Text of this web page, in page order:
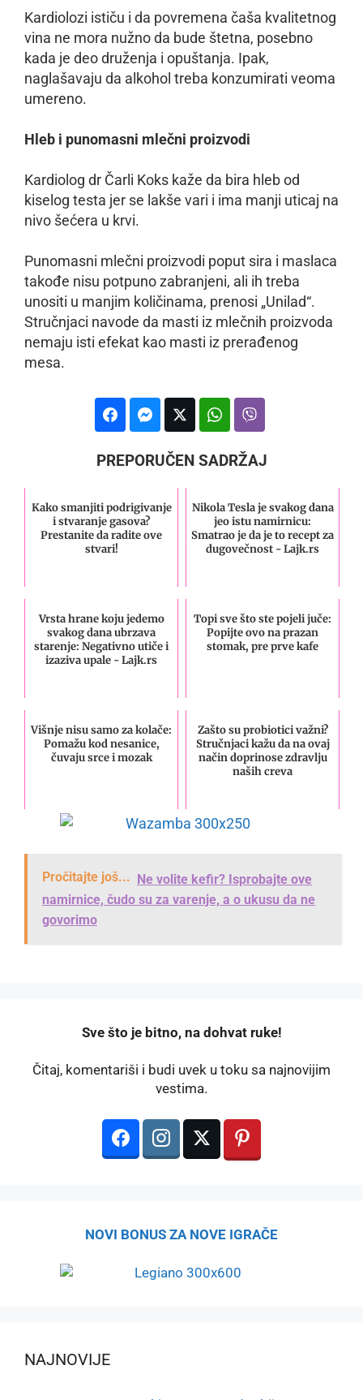
Kardiolozi ističu i da povremena čaša kvalitetnog
vina ne mora nužno da bude štetna, posebno
kada je deo druženja i opuštanja. Ipak,
naglašavaju da alkohol treba konzumirati veoma
umereno.
Hleb i punomasni mlečni proizvodi
Kardiolog dr Čarli Koks kaže da bira hleb od
kiselog testa jer se lakše vari i ima manji uticaj na
nivo šećera u krvi.
Punomasni mlečni proizvodi poput sira i maslaca
takođe nisu potpuno zabranjeni, ali ih treba
unositi u manjim količinama, prenosi „Unilad“.
Stručnjaci navode da masti iz mlečnih proizvoda
nemaju isti efekat kao masti iz prerađenog
mesa.
PREPORUČEN SADRŽAJ
Kako smanjiti podrigivanje
i stvaranje gasova?
Prestanite da radite ove
stvari!
Nikola Tesla je svakog dana
jeo istu namirnicu:
Smatrao je da je to recept za
dugovečnost - Lajk.rs
Vrsta hrane koju jedemo
svakog dana ubrzava
starenje: Negativno utiče i
izaziva upale - Lajk.rs
Topi sve što ste pojeli juče:
Popijte ovo na prazan
stomak, pre prve kafe
Višnje nisu samo za kolače:
Pomažu kod nesanice,
čuvaju srce i mozak
Zašto su probiotici važni?
Stručnjaci kažu da na ovaj
način doprinose zdravlju
naših creva
Pročitajte još... Ne volite kefir? Isprobajte ove
namirnice, čudo su za varenje, a o ukusu da ne
govorimo
️Sve što je bitno, na dohvat ruke!
Čitaj, komentariši i budi uvek u toku sa najnovijim
vestima.
NOVI BONUS ZA NOVE IGRAČE
NAJNOVIJE